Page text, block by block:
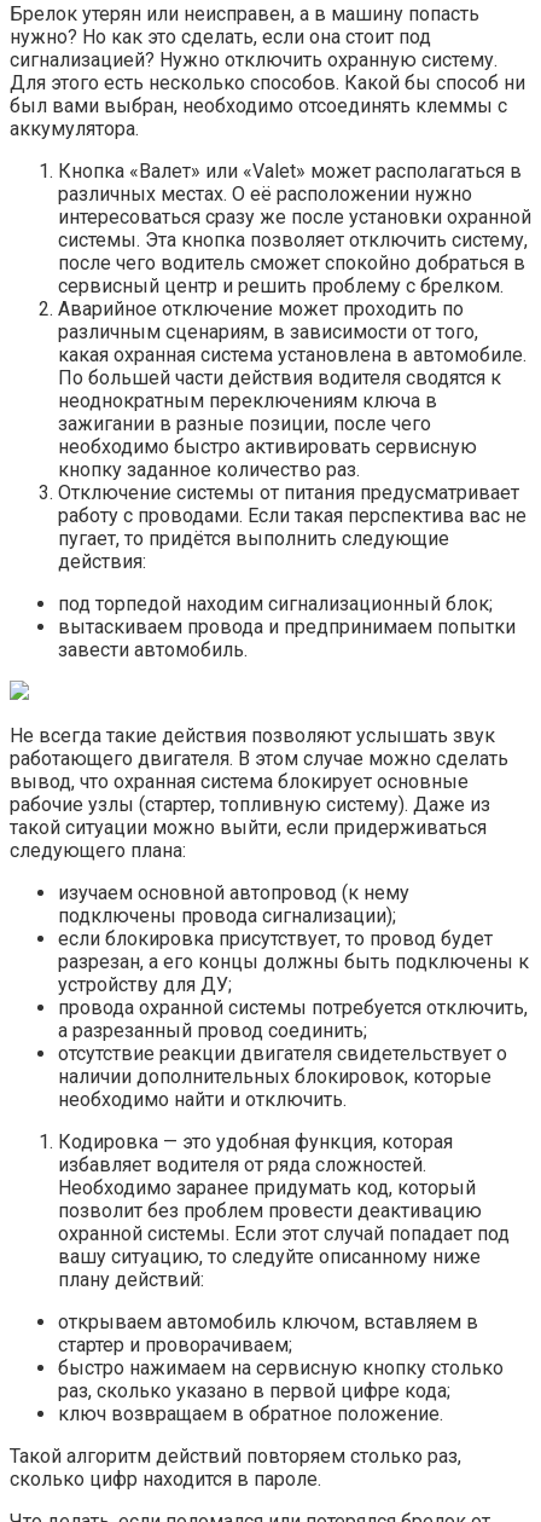
Брелок утерян или неисправен, а в машину попасть
нужно? Но как это сделать, если она стоит под
сигнализацией? Нужно отключить охранную систему.
Для этого есть несколько способов. Какой бы способ ни
был вами выбран, необходимо отсоединять клеммы с
аккумулятора.
Кнопка «Валет» или «Valet» может располагаться в
различных местах. О её расположении нужно
интересоваться сразу же после установки охранной
системы. Эта кнопка позволяет отключить систему,
после чего водитель сможет спокойно добраться в
сервисный центр и решить проблему с брелком.
Аварийное отключение может проходить по
различным сценариям, в зависимости от того,
какая охранная система установлена в автомобиле.
По большей части действия водителя сводятся к
неоднократным переключениям ключа в
зажигании в разные позиции, после чего
необходимо быстро активировать сервисную
кнопку заданное количество раз.
Отключение системы от питания предусматривает
работу с проводами. Если такая перспектива вас не
пугает, то придётся выполнить следующие
действия:
под торпедой находим сигнализационный блок;
вытаскиваем провода и предпринимаем попытки
завести автомобиль.
Не всегда такие действия позволяют услышать звук
работающего двигателя. В этом случае можно сделать
вывод, что охранная система блокирует основные
рабочие узлы (стартер, топливную систему). Даже из
такой ситуации можно выйти, если придерживаться
следующего плана:
изучаем основной автопровод (к нему
подключены провода сигнализации);
если блокировка присутствует, то провод будет
разрезан, а его концы должны быть подключены к
устройству для ДУ;
провода охранной системы потребуется отключить,
а разрезанный провод соединить;
отсутствие реакции двигателя свидетельствует о
наличии дополнительных блокировок, которые
необходимо найти и отключить.
Кодировка — это удобная функция, которая
избавляет водителя от ряда сложностей.
Необходимо заранее придумать код, который
позволит без проблем провести деактивацию
охранной системы. Если этот случай попадает под
вашу ситуацию, то следуйте описанному ниже
плану действий:
открываем автомобиль ключом, вставляем в
стартер и проворачиваем;
быстро нажимаем на сервисную кнопку столько
раз, сколько указано в первой цифре кода;
ключ возвращаем в обратное положение.
Такой алгоритм действий повторяем столько раз,
сколько цифр находится в пароле.